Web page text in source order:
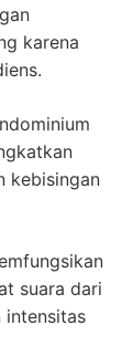
karena
kebisingan
suara dari
intensitas